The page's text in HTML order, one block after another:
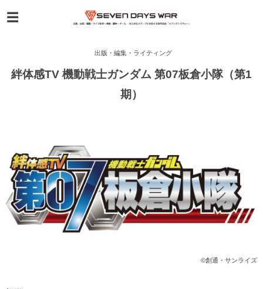
出版・編集・ライティング
絆体感TV 機動戦士ガンダム 第07板倉小隊（第1
期）
©創通・サンライズ